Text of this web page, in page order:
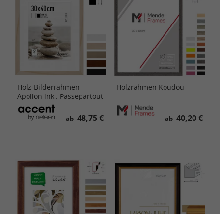
Holz-Bilderrahmen
Apollon inkl. Passepartout
ab 48,75 €
Holzrahmen Koudou
ab 40,20 €